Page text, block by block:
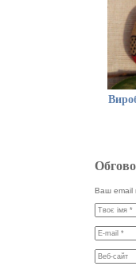
Ваш email